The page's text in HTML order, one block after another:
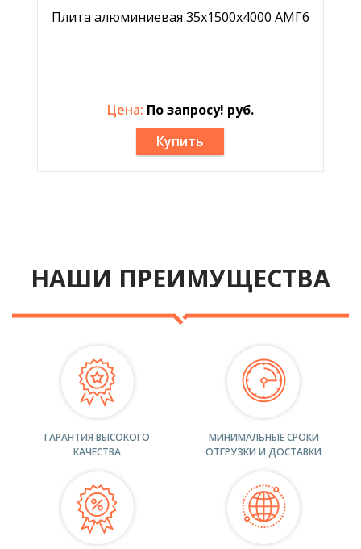
Плита алюминиевая 35х1500х4000 АМГ6
Цена: По запросу! руб.
Купить
НАШИ ПРЕИМУЩЕСТВА
ГАРАНТИЯ ВЫСОКОГО
КАЧЕСТВА
МИНИМАЛЬНЫЕ СРОКИ
ОТГРУЗКИ И ДОСТАВКИ